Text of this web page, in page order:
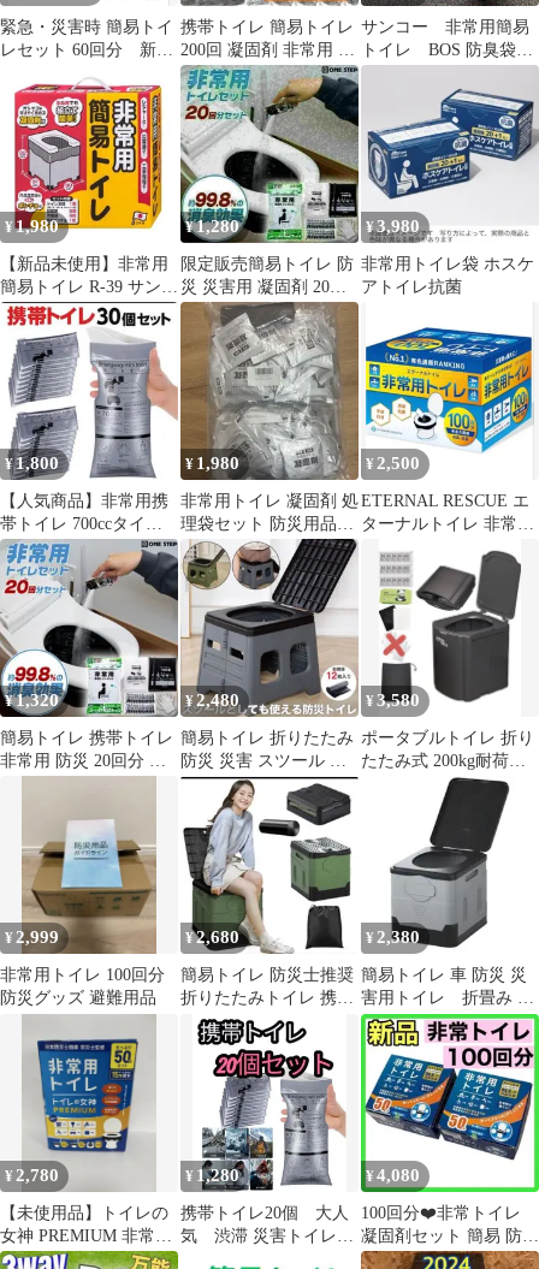
緊急・災害時 簡易トイ
レセット 60回分 新
災害
携帯トイレ 簡易トイレ
200回 凝固剤 非常用 ト
イレ 防災グッズ 防臭
災害
サンコー 非常用簡易
トイレ BOS 防臭袋
45枚セット
¥1,980
【新品未使用】非常用
簡易トイレ R-39 サンコ
ー アウトドア、キャ
ンプ、車中泊、介護
用 災害時の断水 停
電時 地震 避難生
活 管理番号
TN8273AO
¥1,280
限定販売簡易トイレ 防
災 災害用 凝固剤 20回
非常用トイレ 災害用ト
イレ
¥3,980
非常用トイレ袋 ホスケ
アトイレ抗菌
¥1,800
【人気商品】非常用携
帯トイレ 700ccタイプ
30個セット 災害用
緊急時
¥ 1,980
非常用トイレ 凝固剤 処
理袋セット 防災用品
100回
¥ 2,500
ETERNAL RESCUE エ
ターナルトイレ 非常用
トイレ 100回分未使用
¥1,320
簡易トイレ 携帯トイレ
非常用 防災 20回分 凝
¥2,480
簡易トイレ 折りたたみ
防災 災害 スツール 踏
み台 非常用 携帯トイレ
¥3,580
ポータブルトイレ 折り
たたみ式 200kg耐荷
重 災害、介護、キャ
ンプなど非常用
¥2,999
非常用トイレ 100回分
防災グッズ 避難用品
¥ 2,680
簡易トイレ 防災士推奨
折りたたみトイレ 携帯
トイレ 車用トイレ 蓋付
きポータブ
¥ 2,380
簡易トイレ 車 防災 災
害用トイレ 折畳み 非
常用トイレ 非常用
¥ 2,780
【未使用品】トイレの
女神 PREMIUM 非常用
トイレ 100回セット
¥ 1,280
携帯トイレ20個 大人
気 渋滞 災害トイレ
¥4,080
100回分❤️非常トイレ
凝固剤セット 簡易 防災
抗菌消臭 介護 アウトド